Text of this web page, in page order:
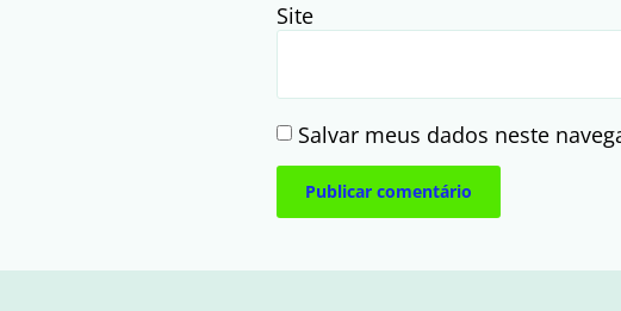
Site
Salvar meus dados neste